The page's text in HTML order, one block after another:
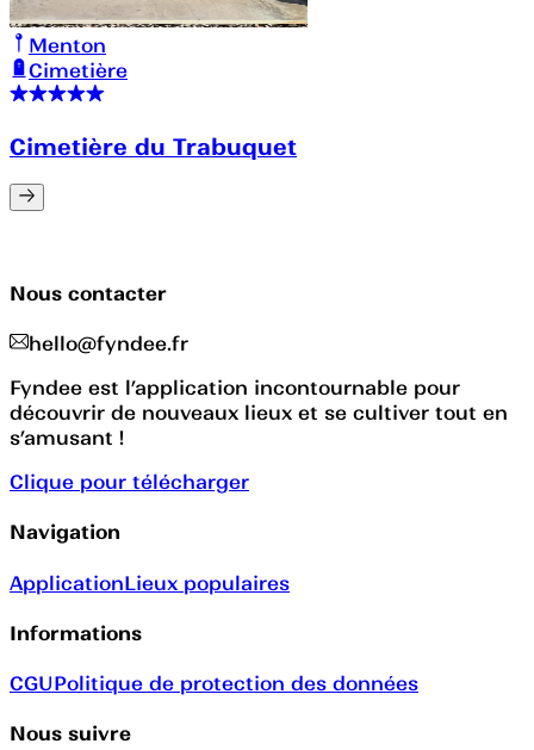
Menton
Cimetière
Cimetière du Trabuquet
Nous contacter
hello@fyndee.fr
Fyndee est l’application incontournable pour
découvrir de nouveaux lieux et se cultiver tout en
s’amusant !
Clique pour télécharger
Navigation
ApplicationLieux populaires
Informations
CGUPolitique de protection des données
Nous suivre